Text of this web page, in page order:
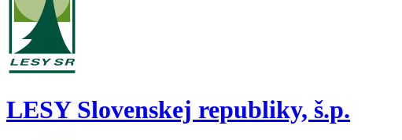
LESY Slovenskej republiky, š.p.